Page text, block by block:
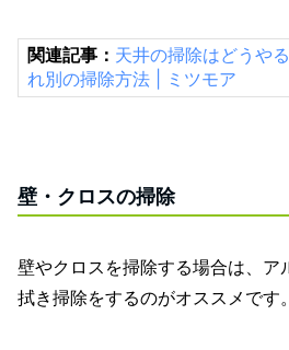
関連記事： 天井の掃除はどうや
れ別の掃除方法 | ミツモア
壁・クロスの掃除
壁やクロスを掃除する場合は、ア
拭き掃除をするのがオススメです。